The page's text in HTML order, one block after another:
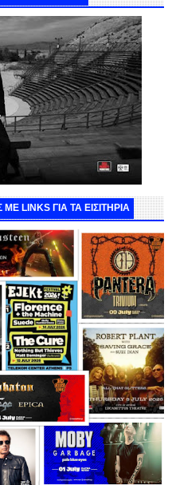
LINKS ΓΙΑ ΤΑ ΕΙΣΙΤΗΡΙΑ